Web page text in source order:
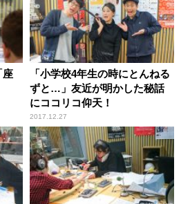
座
「小学校4年生の時にとんねる
ずと…」友近が明かした秘話
にココリコ仰天！
2017.12.27